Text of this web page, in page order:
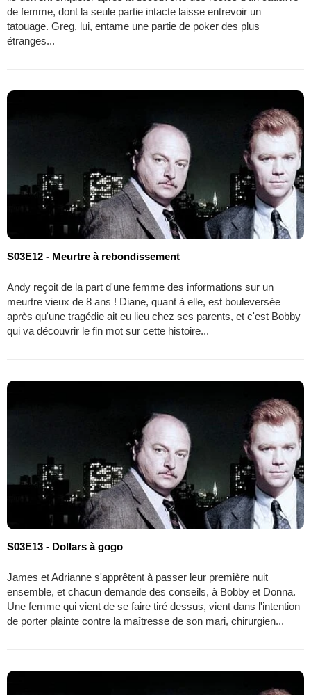
de femme, dont la seule partie intacte laisse entrevoir un
tatouage. Greg, lui, entame une partie de poker des plus
étranges...
S03E12 - Meurtre à rebondissement
Andy reçoit de la part d'une femme des informations sur un
meurtre vieux de 8 ans ! Diane, quant à elle, est bouleversée
après qu'une tragédie ait eu lieu chez ses parents, et c'est Bobby
qui va découvrir le fin mot sur cette histoire...
S03E13 - Dollars à gogo
James et Adrianne s'apprêtent à passer leur première nuit
ensemble, et chacun demande des conseils, à Bobby et Donna.
Une femme qui vient de se faire tiré dessus, vient dans l'intention
de porter plainte contre la maîtresse de son mari, chirurgien...